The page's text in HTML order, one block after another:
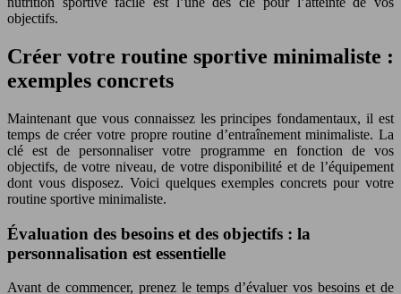
objectifs.
Créer votre routine sportive minimaliste :
exemples concrets
Maintenant que vous connaissez les principes fondamentaux, il est
temps de créer votre propre routine d’entraînement minimaliste. La
clé est de personnaliser votre programme en fonction de vos
objectifs, de votre niveau, de votre disponibilité et de l’équipement
dont vous disposez. Voici quelques exemples concrets pour votre
routine sportive minimaliste.
Évaluation des besoins et des objectifs : la
personnalisation est essentielle
Avant de commencer, prenez le temps d’évaluer vos besoins et de